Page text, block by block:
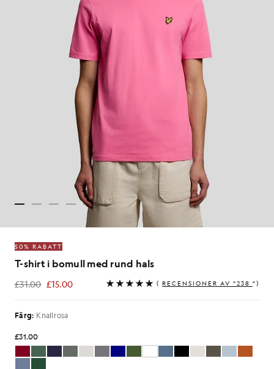
50% RABATT
T-shirt i bomull med rund hals
£31.00 £15.00
£15.00 ( RECENSIONER AV ”238 ”)
Färg: Knallrosa
£31.00